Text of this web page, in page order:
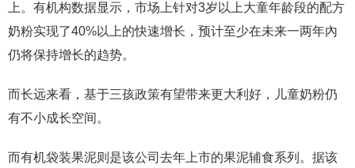
上。有机构数据显示，市场上针对3岁以上大童年龄段的配方
奶粉实现了40%以上的快速增长，预计至少在未来一两年內
仍将保持增长的趋势。
而长远来看，基于三孩政策有望带来更大利好，儿童奶粉仍
有不小成长空间。
而有机袋装果泥则是该公司去年上市的果泥辅食系列。据该